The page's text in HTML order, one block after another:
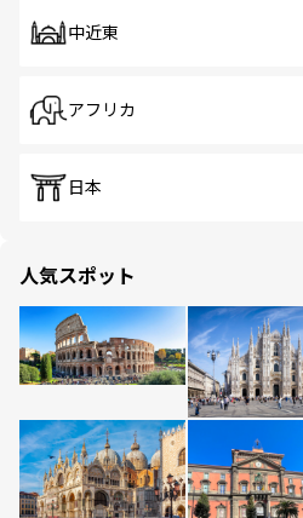
中近東
アフリカ
日本
人気スポット